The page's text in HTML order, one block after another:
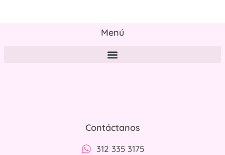
Menú
Contáctanos
312 335 3175